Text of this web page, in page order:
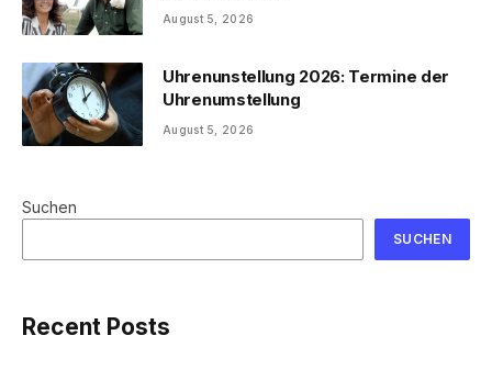
August 5, 2026
Uhrenunstellung 2026: Termine der
Uhrenumstellung
August 5, 2026
Suchen
SUCHEN
Recent Posts